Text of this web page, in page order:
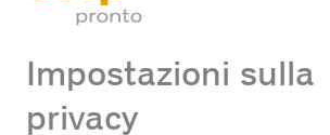
di contatto vengano
memorizzati.